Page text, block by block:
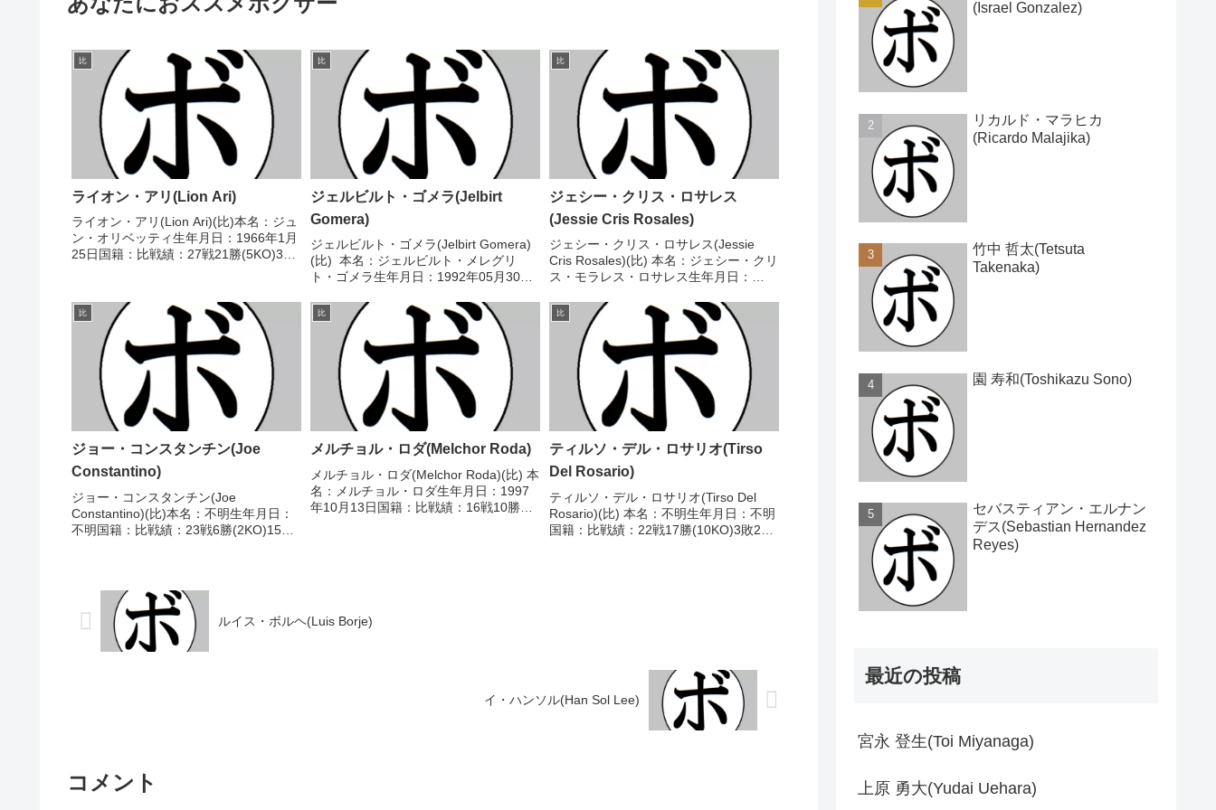
比
ライオン・アリ(Lion Ari)
ライオン・アリ(Lion Ari)(比)本名：ジュ
ン・オリベッティ生年月日：1966年1月
25日国籍：比戦績：27戦21勝(5KO)3敗
キ・カパルーソ(比)1...
比
ジェルビルト・ゴメラ(Jelbirt
Gomera)
ジェルビルト・ゴメラ(Jelbirt Gomera)
(比) 本名：ジェルビルト・メレグリ
ト・ゴメラ生年月日：1992年05月30日
分 【獲得タイトル】比-ルソン島フェザ
ー級王座PBF比国スーパー...
比
ジェシー・クリス・ロサレス
(Jessie Cris Rosales)
ジェシー・クリス・ロサレス(Jessie
Cris Rosales)(比) 本名：ジェシー・クリ
ス・モラレス・ロサレス生年月日：
勝(10KO)6敗1分 【獲得タイトル】WBO
アジアパシフィックフ...
比
ジョー・コンスタンチン(Joe
Constantino)
ジョー・コンスタンチン(Joe
Constantino)(比)本名：不明生年月日：
不明国籍：比戦績：23戦6勝(2KO)15敗2
比
メルチョル・ロダ(Melchor Roda)
メルチョル・ロダ(Melchor Roda)(比) 本
名：メルチョル・ロダ生年月日：1997
年10月13日国籍：比戦績：16戦10勝
比
ティルソ・デル・ロサリオ(Tirso
Del Rosario)
ティルソ・デル・ロサリオ(Tirso Del
Rosario)(比) 本名：不明生年月日：不明
国籍：比戦績：22戦17勝(10KO)3敗2
ルイス・ボルヘ(Luis Borje)
イ・ハンソル(Han Sol Lee)
コメント
(Israel Gonzalez)
リカルド・マラヒカ
(Ricardo Malajika)
竹中 哲太(Tetsuta
Takenaka)
園 寿和(Toshikazu Sono)
セバスティアン・エルナン
デス(Sebastian Hernandez
Reyes)
最近の投稿
宮永 登生(Toi Miyanaga)
上原 勇大(Yudai Uehara)